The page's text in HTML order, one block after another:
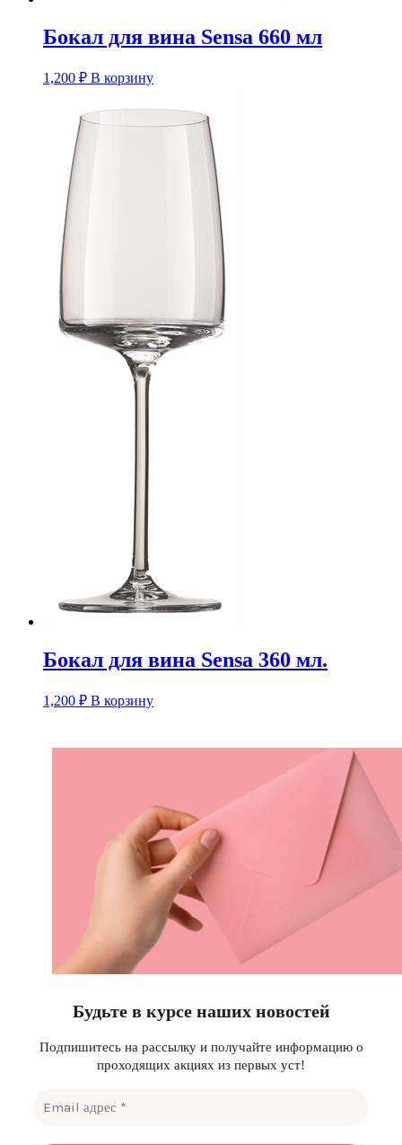
Бокал для вина Sensa 660 мл
1,200 ₽ В корзину
Бокал для вина Sensa 360 мл.
1,200 ₽ В корзину
Будьте в курсе наших новостей
Подпишитесь на рассылку и получайте информацию о
проходящих акциях из первых уст!